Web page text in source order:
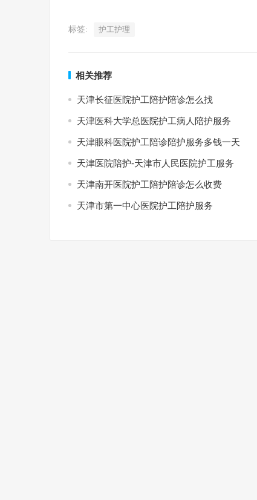
标签: 护工护理
相关推荐
天津长征医院护工陪护陪诊怎么找
天津医科大学总医院护工病人陪护服务
天津眼科医院护工陪诊陪护服务多钱一天
天津医院陪护-天津市人民医院护工服务
天津南开医院护工陪护陪诊怎么收费
天津市第一中心医院护工陪护服务